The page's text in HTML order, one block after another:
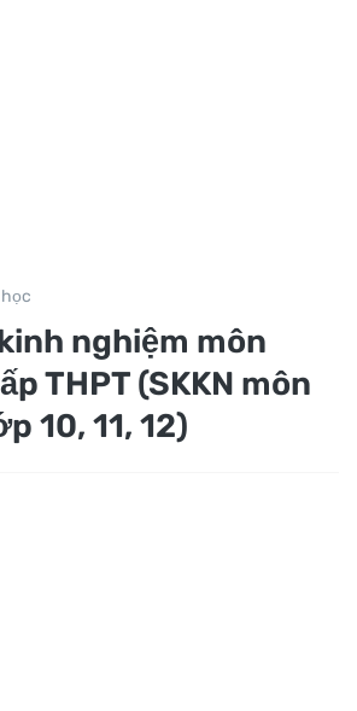
nghiệm môn
THPT (SKKN môn
10, 11, 12)